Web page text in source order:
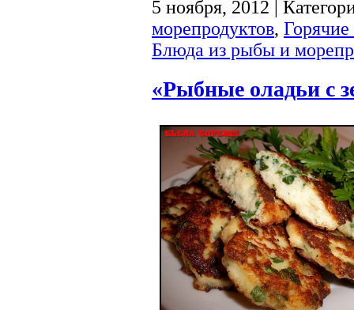
5 ноября, 2012 |
морепродуктов, Горячие
Блюда из рыбы и
«Рыбные оладьи с